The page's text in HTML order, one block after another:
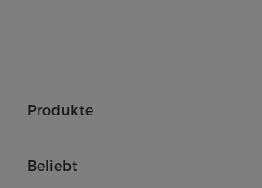
Produkte
Beliebt